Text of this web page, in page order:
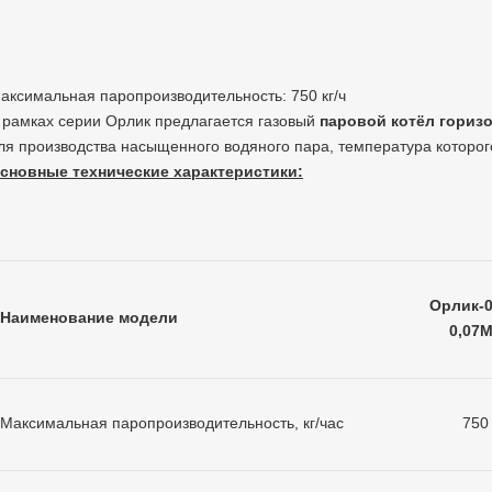
паропроизводительность: 750 кг/ч
серии Орлик предлагается газовый паровой котёл
производства насыщенного водяного пара, температура
технические характеристики:
Наименование модели
Орлик-
Максимальная паропроизводительность, кг/час 750